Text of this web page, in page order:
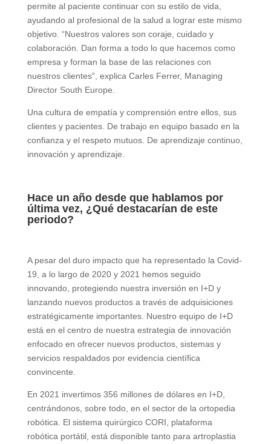
permite al paciente continuar con su estilo de vida,
ayudando al profesional de la salud a lograr este mismo
objetivo. “Nuestros valores son coraje, cuidado y
colaboración. Dan forma a todo lo que hacemos como
empresa y forman la base de las relaciones con
nuestros clientes”, explica Carles Ferrer, Managing
Director South Europe.
Una cultura de empatía y comprensión entre ellos, sus
clientes y pacientes. De trabajo en equipo basado en la
confianza y el respeto mutuos. De aprendizaje continuo,
innovación y aprendizaje.
Hace un año desde que hablamos por
última vez, ¿Qué destacarían de este
periodo?
A pesar del duro impacto que ha representado la Covid-
19, a lo largo de 2020 y 2021 hemos seguido
innovando, protegiendo nuestra inversión en I+D y
lanzando nuevos productos a través de adquisiciones
estratégicamente importantes. Nuestro equipo de I+D
está en el centro de nuestra estrategia de innovación
enfocado en ofrecer nuevos productos, sistemas y
servicios respaldados por evidencia científica
convincente.
En 2021 invertimos 356 millones de dólares en I+D,
centrándonos, sobre todo, en el sector de la ortopedia
robótica. El sistema quirúrgico CORI, plataforma
robótica portátil, está disponible tanto para artroplastia